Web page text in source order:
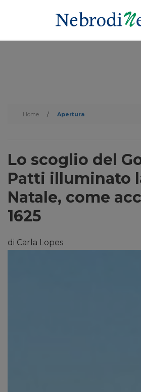
Home / Apertura
Lo scoglio del
Patti illuminato
Natale, come
1625
di Carla Lopes